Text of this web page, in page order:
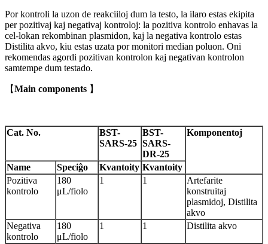
Por kontroli la uzon de reakciiloj dum la testo, la ilaro estas ekipita
per pozitivaj kaj negativaj kontroloj: la pozitiva kontrolo enhavas la
cel-lokan rekombinan plasmidon, kaj la negativa kontrolo estas
Distilita akvo, kiu estas uzata por monitori median poluon. Oni
rekomendas agordi pozitivan kontrolon kaj negativan kontrolon
samtempe dum testado.
【Main components 】
Cat. No. BST-
SARS-25
BST-
SARS-
DR-25
Komponentoj
Name Speciĝo Kvantoity Kvantoity
Pozitiva
kontrolo
180
μL/fiolo
1 1
Artefarite
konstruitaj
plasmidoj, Distilita
akvo
Negativa
kontrolo
180
μL/fiolo
1 1 Distilita akvo